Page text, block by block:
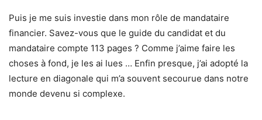
Puis je me suis investie dans mon rôle de mandataire
financier. Savez-vous que le guide du candidat et du
mandataire compte 113 pages ? Comme j’aime faire les
choses à fond, je les ai lues … Enfin presque, j’ai adopté la
lecture en diagonale qui m’a souvent secourue dans notre
monde devenu si complexe.